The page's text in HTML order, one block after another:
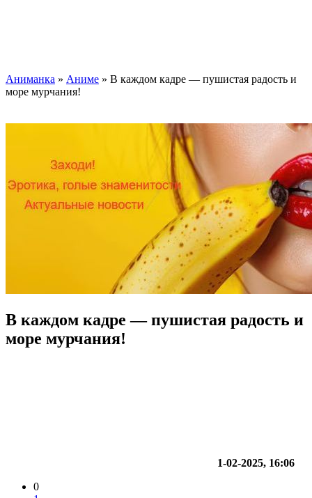
Аниманка » Аниме » В каждом кадре — пушистая радость и
море мурчания!
В каждом кадре — пушистая радость и
море мурчания!
1-02-2025, 16:06
0